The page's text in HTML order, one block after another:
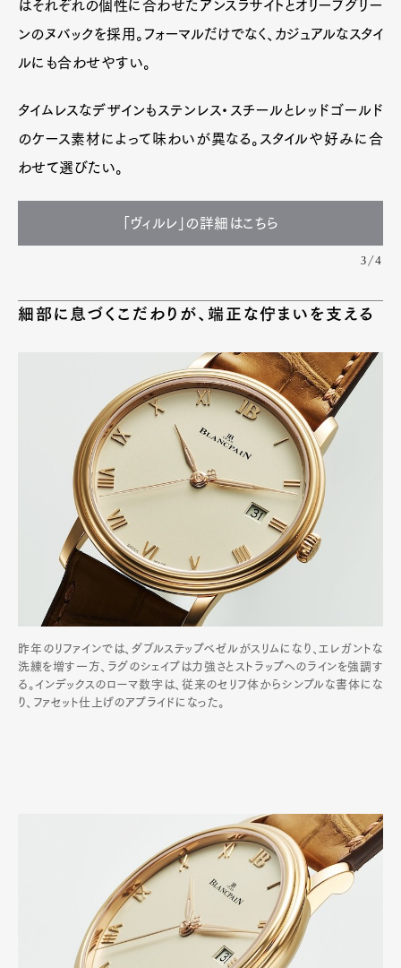
はそれぞれの個性に合わせたアンスラサイトとオリーブグリー
ンのヌバックを採用。フォーマルだけでなく、カジュアルなスタイ
ルにも合わせやすい。
タイムレスなデザインもステンレス・スチールとレッドゴールド
のケース素材によって味わいが異なる。スタイルや好みに合
わせて選びたい。
「ヴィルレ」の詳細はこちら
3/4
細部に息づくこだわりが、端正な佇まいを支える
昨年のリファインでは、ダブルステップベゼルがスリムになり、エレガントな
洗練を増す一方、ラグのシェイプは力強さとストラップへのラインを強調す
る。インデックスのローマ数字は、従来のセリフ体からシンプルな書体にな
り、ファセット仕上げのアプライドになった。